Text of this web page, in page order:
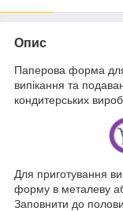
Опис
Паперова форма для
випікання та
кондитерських
Для приготування
форму в металеву
Заповнити до